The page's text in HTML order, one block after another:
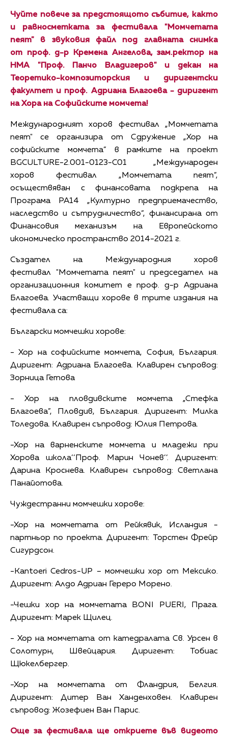
Чуйте повече за предстоящото събитие, както
и равносметката за фестивала "Момчетата
пеят" в звуковия файл под главната снимка
от проф. д-р Кремена Ангелова, зам.ректор на
НМА "Проф. Панчо Владигеров" и декан на
Теоретико-композиторския и диригентски
факултет и проф. Адриана Благоева - диригент
на Хора на Софийските момчета!
Международният хоров фестивал „Момчетата
пеят" се организира от Сдружение „Хор на
софийските момчета” в рамките на проект
BGCULTURE-2.001-0123-C01 „Международен
хоров фестивал „Момчетата пеят“,
осъществяван с финансовата подкрепа на
Програма РА14 „Културно предприемачество,
наследство и сътрудничество“, финансирана от
Финансовия механизъм на Европейското
икономическо пространство 2014-2021 г.
Създател на Международния хоров
фестивал "Момчетата пеят" и председател на
организационния комитет е проф. д-р Адриана
Благоева. Участващи хорове в трите издания на
фестивала са:
Български момчешки хорове:
- Хор на софийските момчета, София, България.
Диригент: Адриана Благоева. Клавирен съпровод:
Зорница Гетова
- Хор на пловдивските момчета „Стефка
Благоева”, Пловдив, България. Диригент: Милка
Толедова. Клавирен съпровод: Юлия Петрова.
-Хор на варненските момчета и младежи при
Хорова школа‘‘Проф. Марин Чонев‘‘. Диригент:
Дарина Кроснева. Клавирен съпровод: Светлана
Панайотова.
Чуждестранни момчешки хорове:
-Хор на момчетата от Рейкявик, Исландия -
партньор по проекта. Диригент: Торстен Фрейр
Сигурдсон.
-Kantoeri Cedros-UP – момчешки хор от Мексико.
Диригент: Алдо Адриан Гереро Морено.
-Чешки хор на момчетата BONI PUERI, Прага.
Диригент: Марек Щилец.
- Хор на момчетата от катедралата Св. Урсен в
Солотурн, Швейцария. Диригент: Тобиас
Щюкелбергер.
-Хор на момчетата от Фландрия, Белгия.
Диригент: Дитер Ван Ханденховен. Клавирен
съпровод: Жозефиен Ван Парис.
Още за фестивала ще откриете във видеото